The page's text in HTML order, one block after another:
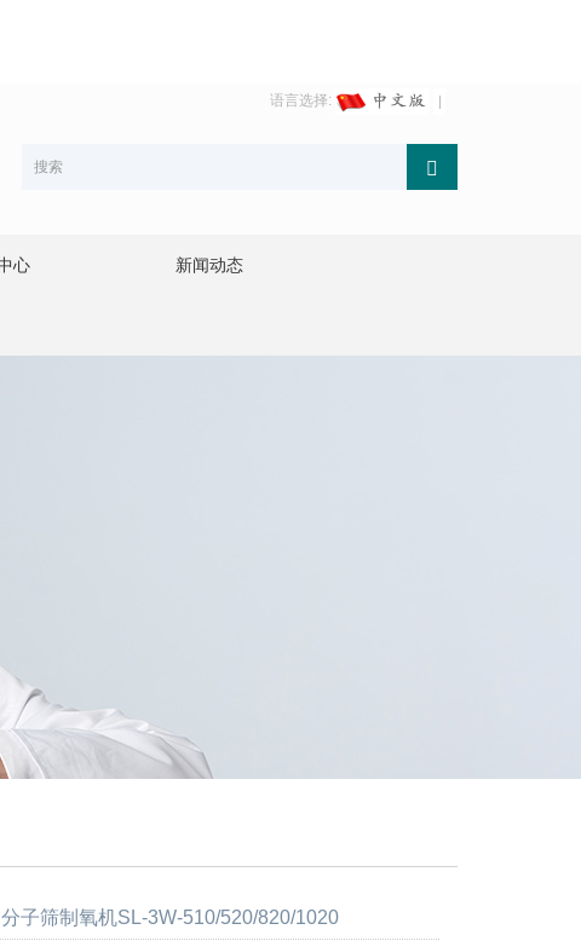
语言选择:
心 新闻动态
子筛制氧机SL-3W-510/520/820/1020